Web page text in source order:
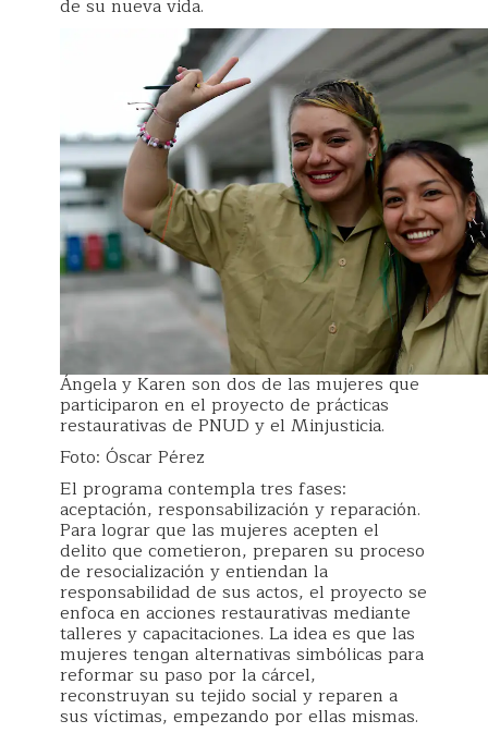
de su nueva vida.
Ángela y Karen son dos de las mujeres que
participaron en el proyecto de prácticas
restaurativas de PNUD y el Minjusticia.
Foto: Óscar Pérez
El programa contempla tres fases:
aceptación, responsabilización y reparación.
Para lograr que las mujeres acepten el
delito que cometieron, preparen su proceso
de resocialización y entiendan la
responsabilidad de sus actos, el proyecto se
enfoca en acciones restaurativas mediante
talleres y capacitaciones. La idea es que las
mujeres tengan alternativas simbólicas para
reformar su paso por la cárcel,
reconstruyan su tejido social y reparen a
sus víctimas, empezando por ellas mismas.